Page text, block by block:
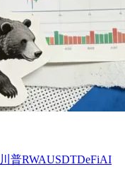
川普RWAUSDTDeFiAI